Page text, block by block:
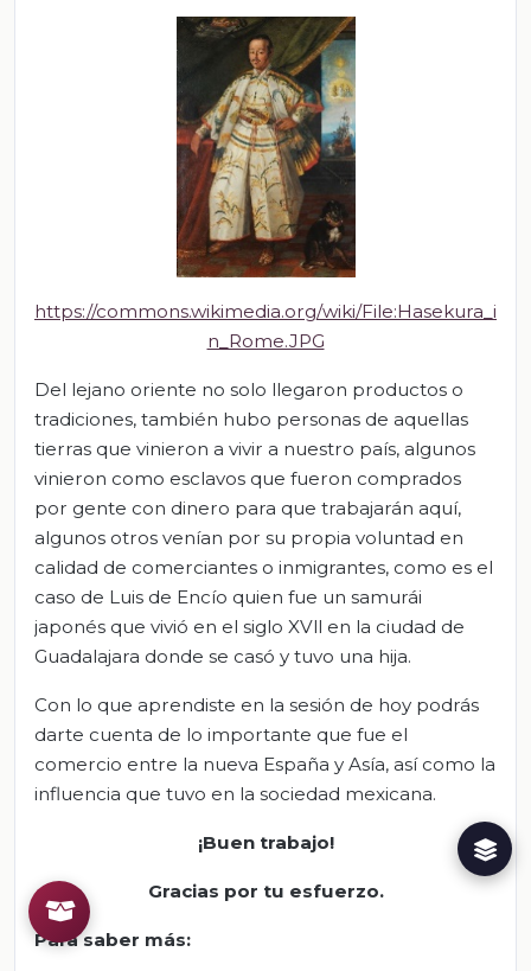
https://commons.wikimedia.org/wiki/File:Hasekura_i
n_Rome.JPG
Del lejano oriente no solo llegaron productos o
tradiciones, también hubo personas de aquellas
tierras que vinieron a vivir a nuestro país, algunos
vinieron como esclavos que fueron comprados
por gente con dinero para que trabajarán aquí,
algunos otros venían por su propia voluntad en
calidad de comerciantes o inmigrantes, como es el
caso de Luis de Encío quien fue un samurái
japonés que vivió en el siglo XVll en la ciudad de
Guadalajara donde se casó y tuvo una hija.
Con lo que aprendiste en la sesión de hoy podrás
darte cuenta de lo importante que fue el
comercio entre la nueva España y Asía, así como la
influencia que tuvo en la sociedad mexicana.
¡Buen trabajo!
Gracias por tu esfuerzo.
Para saber más: